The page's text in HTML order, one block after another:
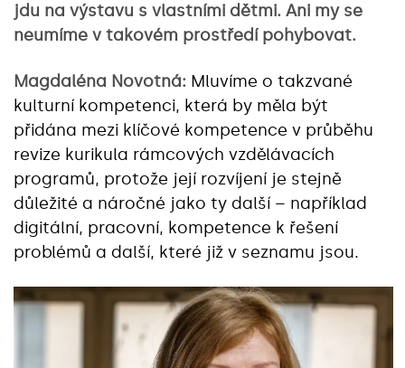
jdu na výstavu s vlastními dětmi. Ani my se
neumíme v takovém prostředí pohybovat.
Magdaléna Novotná: Mluvíme o takzvané
kulturní kompetenci, která by měla být
přidána mezi klíčové kompetence v průběhu
revize kurikula rámcových vzdělávacích
programů, protože její rozvíjení je stejně
důležité a náročné jako ty další – například
digitální, pracovní, kompetence k řešení
problémů a další, které již v seznamu jsou.